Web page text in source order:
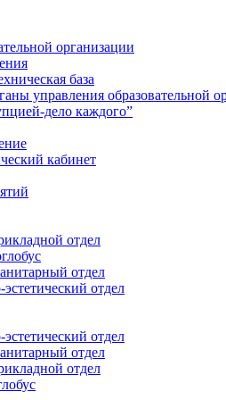
организации
база
управления образовательной
дело каждого”
кабинет
отдел
отдел
отдел
отдел
отдел
отдел